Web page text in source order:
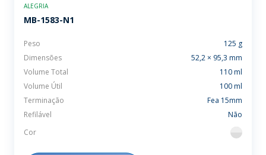
ALEGRIA
MB-1583-N1
Peso
125 g
Dimensões
52,2 × 95,3 mm
Volume Total
110 ml
Volume Útil
100 ml
Terminação
Fea 15mm
Refilável
Não
Cor
flint